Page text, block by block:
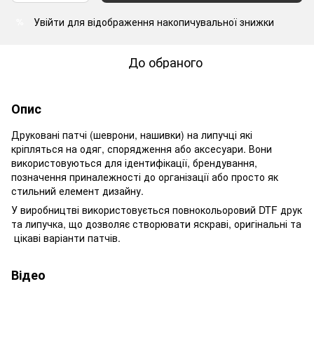
Увійти для відображення накопичувальної знижки
До обраного
Опис
Друковані патчі (шеврони, нашивки) на липучці які
кріпляться на одяг, спорядження або аксесуари. Вони
використовуються для ідентифікації, брендування,
позначення приналежності до організації або просто як
стильний елемент дизайну.
У виробництві використовується повнокольоровий DTF друк
та липучка, що дозволяє створювати яскраві, оригінальні та
цікаві варіанти патчів.
Відео